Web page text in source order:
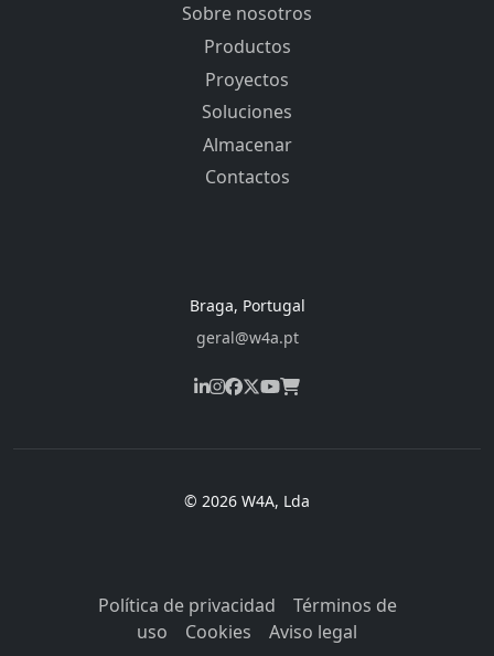
Sobre nosotros
Productos
Proyectos
Soluciones
Almacenar
Contactos
Braga, Portugal
geral@w4a.pt
© 2026 W4A, Lda
Política de privacidad
Términos de
uso
Cookies Aviso legal